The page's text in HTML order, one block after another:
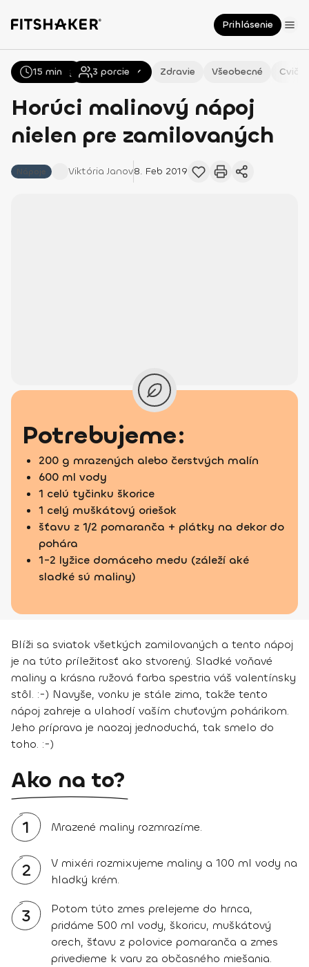
Prihlásenie
Všetky Recepty Zdravie Všeobecné
Horúci malinový nápoj
nielen pre zamilovaných
Nápoje Viktória Janov8. Feb 2019
15 min 3 porcie
Potrebujeme:
200 g mrazených alebo čerstvých malín
600 ml vody
1 celú tyčinku škorice
1 celý muškátový oriešok
šťavu z 1/2 pomaranča + plátky na dekor do
pohára
1-2 lyžice domáceho medu (záleží aké
sladké sú maliny)
Blíži sa sviatok všetkých zamilovaných a tento nápoj
je na túto príležitosť ako stvorený. Sladké voňavé
maliny a krásna ružová farba spestria váš valentínsky
stôl. :-) Navyše, vonku je stále zima, takže tento
nápoj zahreje a ulahodí vaším chuťovým pohárikom.
Jeho príprava je naozaj jednoduchá, tak smelo do
toho. :-)
Ako na to?
1 Mrazené maliny rozmrazíme.
2
V mixéri rozmixujeme maliny a 100 ml vody na
hladký krém.
3
Potom túto zmes prelejeme do hrnca,
pridáme 500 ml vody, škoricu, muškátový
orech, šťavu z polovice pomaranča a zmes
privedieme k varu za občasného miešania.